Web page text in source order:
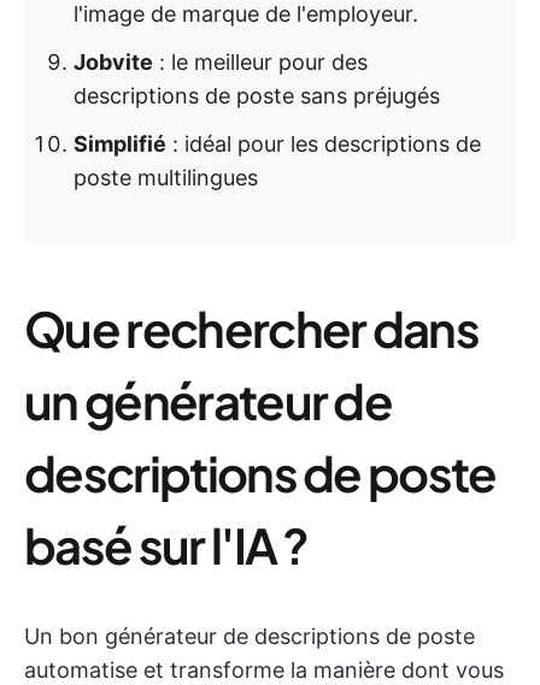
l'image de marque de l'employeur.
Jobvite : le meilleur pour des
descriptions de poste sans préjugés
Simplifié : idéal pour les descriptions de
poste multilingues
Que rechercher dans
un générateur de
descriptions de poste
basé sur l'IA ?
Un bon générateur de descriptions de poste
automatise et transforme la manière dont vous